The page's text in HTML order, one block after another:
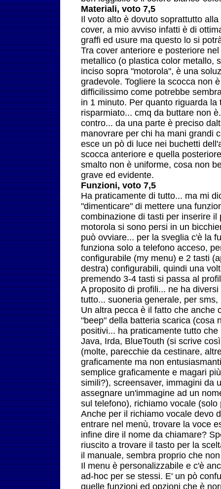
Materiali, voto 7,5
Il voto alto è dovuto soprattutto
cover, a mio avviso infatti è di
graffi ed usure ma questo lo si
Tra cover anteriore e posteriore
metallico (o plastica color metallo,
inciso sopra "motorola", è una
gradevole. Togliere la scocca non
difficilissimo come potrebbe
in 1 minuto. Per quanto riguarda
risparmiato... cmq da buttare non
contro... da una parte è preciso
manovrare per chi ha mani grandi
esce un pò di luce nei buchetti
scocca anteriore e quella
smalto non è uniforme, cosa non
grave ed evidente.
Funzioni, voto 7,5
Ha praticamente di tutto... ma mi
"dimenticare" di mettere una
combinazione di tasti per inserire
motorola si sono persi in un
può ovviare... per la sveglia c'è la
funziona solo a telefono acceso,
configurabile (my menu) e 2 tasti
destra) configurabili, quindi una
premendo 3-4 tasti si passa al
A proposito di profili... ne ha
tutto... suoneria generale, per
Un altra pecca è il fatto che anche
"beep" della batteria scarica (cosa
positivi... ha praticamente tutto
Java, Irda, BlueTouth (si scrive
(molte, parecchie da cestinare,
graficamente ma non
semplice graficamente e magari
simili?), screensaver, immagini da
assegnare un'immagine ad un
sul telefono), richiamo vocale
Anche per il richiamo vocale devo
entrare nel menù, trovare la voce
infine dire il nome da chiamare?
riuscito a trovare il tasto per la
il manuale, sembra proprio che
Il menu è personalizzabile e c'è
ad-hoc per se stessi. E' un pò
quelle funzioni ed opzioni che è